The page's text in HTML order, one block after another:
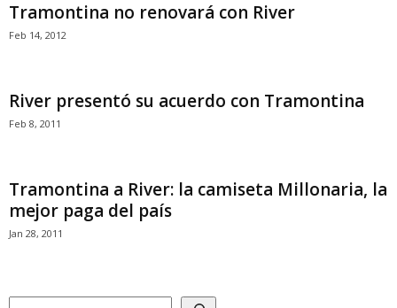
Tramontina no renovará con River
Feb 14, 2012
River presentó su acuerdo con Tramontina
Feb 8, 2011
Tramontina a River: la camiseta Millonaria, la
mejor paga del país
Jan 28, 2011